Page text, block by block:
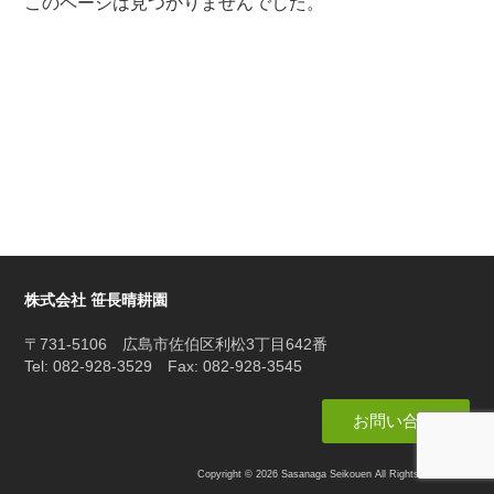
株式会社 笹長晴耕園
〒731-5106 広島市佐伯区利松3丁目642番
Tel: 082-928-3529 Fax: 082-928-3545
お問い合わせ
Copyright © 2026 Sasanaga Seikouen All Rights Reserved.